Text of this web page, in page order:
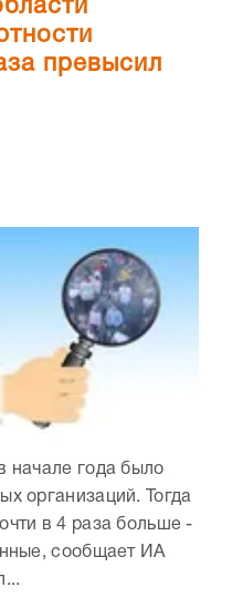
превысил
начале года было
организаций. Тогда
в 4 раза больше -
сообщает ИА